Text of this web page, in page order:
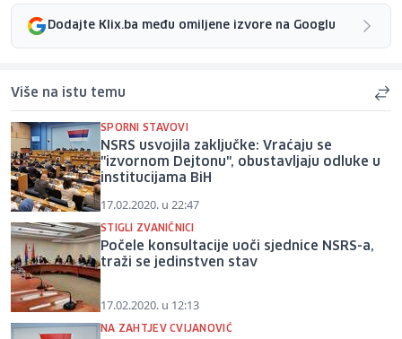
Dodajte Klix.ba među omiljene izvore na Googlu
Više na istu temu
SPORNI STAVOVI
NSRS usvojila zaključke: Vraćaju se
"izvornom Dejtonu", obustavljaju odluke u
institucijama BiH
17.02.2020. u 22:47
STIGLI ZVANIČNICI
Počele konsultacije uoči sjednice NSRS-a,
traži se jedinstven stav
17.02.2020. u 12:13
NA ZAHTJEV CVIJANOVIĆ